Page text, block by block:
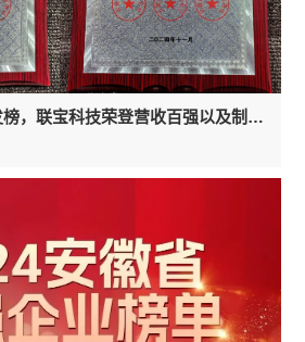
2024安徽民企百强发榜，联宝科技荣登营收百强以及制造业百强榜首